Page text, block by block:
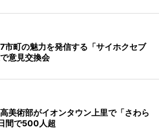
市町の魅力を発信する「サイホクセブ
意見交換会
美術部がイオンタウン上里で「さわら
間で500人超